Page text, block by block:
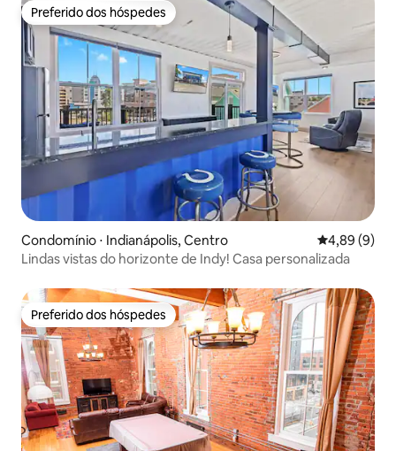
Preferido dos hóspedes
Preferido dos hóspedes
Condomínio ⋅ Indianápolis, Centro 4,89 de uma
4,89 (9)
Lindas vistas do horizonte de Indy! Casa personalizada
Preferido dos hóspedes
Preferido dos hóspedes